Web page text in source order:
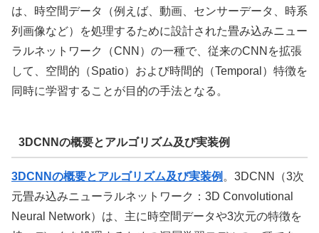
は、時空間データ（例えば、動画、センサーデータ、時系
列画像など）を処理するために設計された畳み込みニュー
ラルネットワーク（CNN）の一種で、従来のCNNを拡張
して、空間的（Spatio）および時間的（Temporal）特徴を
同時に学習することが目的の手法となる。
3DCNNの概要とアルゴリズム及び実装例
3DCNNの概要とアルゴリズム及び実装例 。3DCNN（3次
元畳み込みニューラルネットワーク：3D Convolutional
Neural Network）は、主に時空間データや3次元の特徴を